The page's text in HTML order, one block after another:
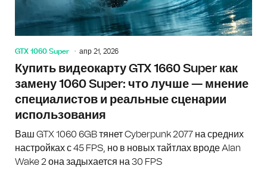
GTX 1060 Super апр 21, 2026
Купить видеокарту GTX 1660 Super как
замену 1060 Super: что лучше — мнение
специалистов и реальные сценарии
использования
Ваш GTX 1060 6GB тянет Cyberpunk 2077 на средних
настройках с 45 FPS, но в новых тайтлах вроде Alan
Wake 2 она задыхается на 30 FPS